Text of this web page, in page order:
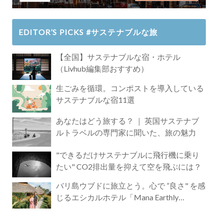
EDITOR’S PICKS #サステナブルな旅
【全国】サステナブルな宿・ホテル
（Livhub編集部おすすめ）
生ごみを循環。コンポストを導入している
サステナブルな宿11選
あなたはどう旅する？ ｜ 英国サステナブ
ルトラベルの専門家に聞いた、旅の魅力
"できるだけサステナブルに飛行機に乗り
たい" CO2排出量を抑えて空を飛ぶには？
バリ島ウブドに旅立とう。心で ”良さ" を感
じるエシカルホテル「Mana Earthly